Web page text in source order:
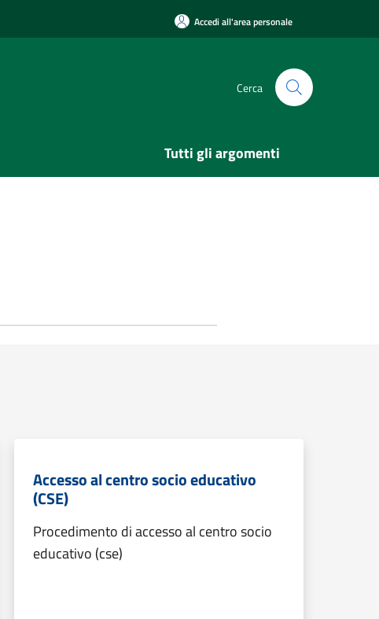
Accedi all'area personale
Cerca
Tutti gli argomenti
Accesso al centro socio educativo
(CSE)
Procedimento di accesso al centro socio
educativo (cse)